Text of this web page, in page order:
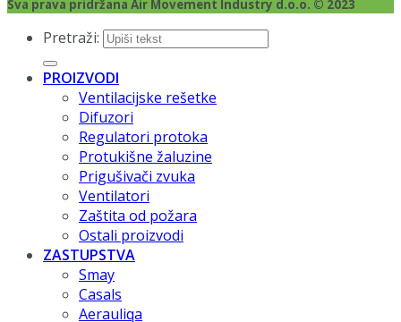
Sva prava pridržana Air Movement Industry d.o.o. © 2023
Pretraži:
PROIZVODI
Ventilacijske rešetke
Difuzori
Regulatori protoka
Protukišne žaluzine
Prigušivači zvuka
Ventilatori
Zaštita od požara
Ostali proizvodi
ZASTUPSTVA
Smay
Casals
Aerauliqa